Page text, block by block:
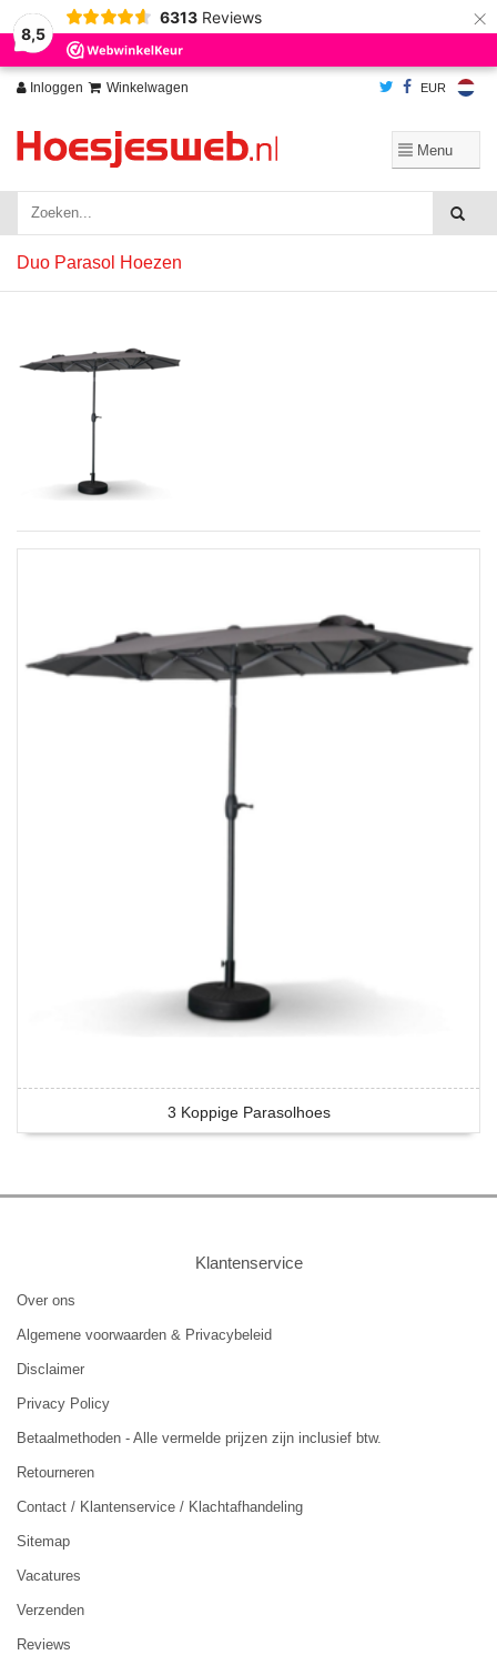
8,5
6313 Reviews ×
Inloggen Winkelwagen EUR
Duo Parasol Hoezen
3 Koppige Parasolhoes
Klantenservice
Over ons
Algemene voorwaarden & Privacybeleid
Disclaimer
Privacy Policy
Betaalmethoden - Alle vermelde prijzen zijn inclusief btw.
Retourneren
Contact / Klantenservice / Klachtafhandeling
Sitemap
Vacatures
Verzenden
Reviews
Wij slaan cookies op om onze website te verbeteren. Is dat akkoord?
Ja
Nee